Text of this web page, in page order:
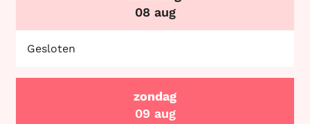
08 aug
Gesloten
zondag
09 aug